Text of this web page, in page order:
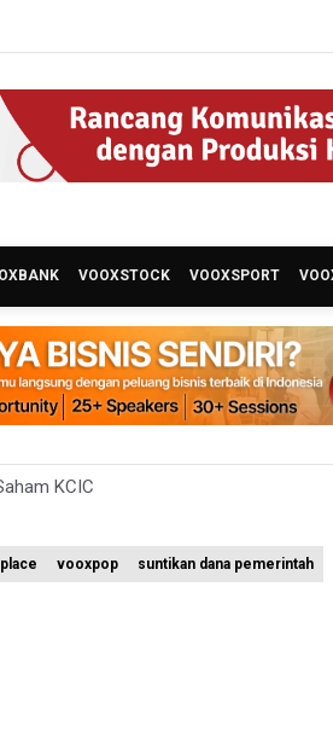
VOOXSTOCK VOOXSPORT
KCIC
Menerima 12.500 Dolar Singapura
vooxpop suntikan dana pemerintah